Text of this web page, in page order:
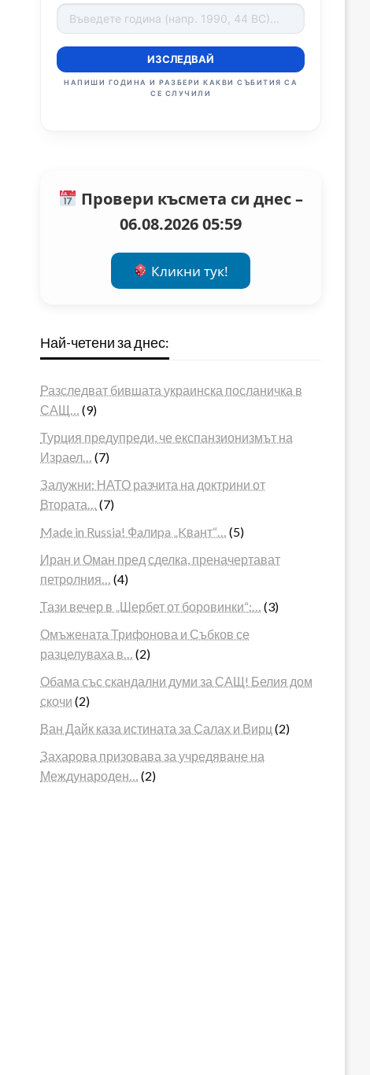
ИЗСЛЕДВАЙ
НАПИШИ ГОДИНА И РАЗБЕРИ КАКВИ СЪБИТИЯ СА
СЕ СЛУЧИЛИ
Провери късмета си днес –
06.08.2026 05:59
Кликни тук!
Най-четени за днес:
Разследват бившата украинска посланичка в
САЩ…
(9)
Турция предупреди, че експанзионизмът на
Израел…
(7)
Залужни: НАТО разчита на доктрини от
Втората…
(7)
Made in Russia! Фaлиpa „Kвaнт“…
(5)
Иран и Оман пред сделка, преначертават
петролния…
(4)
Тази вечер в „Шербет от боровинки“:…
(3)
Омъжената Трифонова и Събков се
разцелуваха в…
(2)
Обама със скандални думи за САЩ! Белия дом
скочи (2)
Ван Дайк каза истината за Салах и Вирц (2)
Захарова призовава за учредяване на
Международен…
(2)